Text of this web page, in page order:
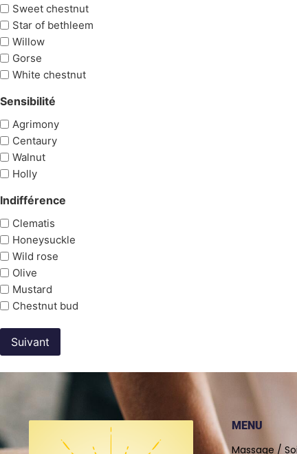
Sweet chestnut
Star of bethleem
Willow
Gorse
White chestnut
Sensibilité
Agrimony
Centaury
Walnut
Holly
Indifférence
Clematis
Honeysuckle
Wild rose
Olive
Mustard
Chestnut bud
MENU
Massage /